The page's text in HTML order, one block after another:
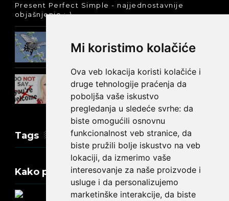
Mi koristimo kolačiće
Ova veb lokacija koristi kolačiće i
druge tehnologije praćenja da
poboljša vaše iskustvo
pregledanja u sledeće svrhe: da
biste omogućili osnovnu
funkcionalnost veb stranice, da
biste pružili bolje iskustvo na veb
lokaciji, da izmerimo vaše
interesovanje za naše proizvode i
usluge i da personalizujemo
marketinške interakcije, da biste
Present Perfect Simple - najjednostavnije
objašnjenje :-)
engleskom: was ili were
Kako reći NEMA NA ČEMU na
engleskom?
Tags
Kako promeniti tekst na engleskom?